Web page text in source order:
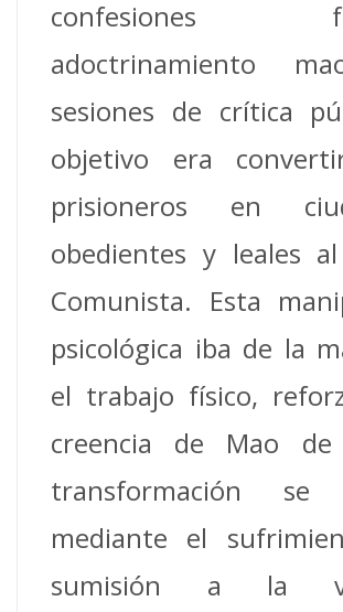
confesiones
adoctrinamiento
sesiones de crítica
objetivo era
prisioneros en
obedientes y leales
Comunista. Esta
psicológica iba de la
el trabajo físico,
creencia de Mao
transformación se
mediante el
sumisión a la